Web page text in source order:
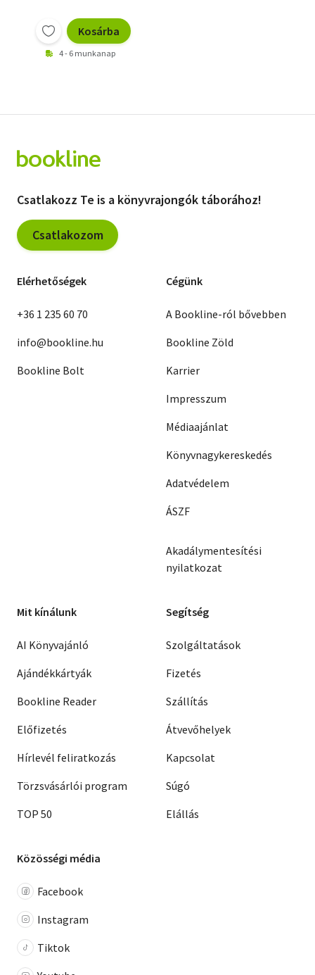
Kosárba
4 - 6 munkanap
Csatlakozz Te is a könyvrajongók táborához!
Csatlakozom
Elérhetőségek
+36 1 235 60 70
info@bookline.hu
Bookline Bolt
Cégünk
A Bookline-ról bővebben
Bookline Zöld
Karrier
Impresszum
Médiaajánlat
Könyvnagykereskedés
Adatvédelem
ÁSZF
Akadálymentesítési
nyilatkozat
Mit kínálunk
AI Könyvajánló
Ajándékkártyák
Bookline Reader
Előfizetés
Hírlevél feliratkozás
Törzsvásárlói program
TOP 50
Segítség
Szolgáltatások
Fizetés
Szállítás
Átvevőhelyek
Kapcsolat
Súgó
Elállás
Közösségi média
Facebook
Instagram
Tiktok